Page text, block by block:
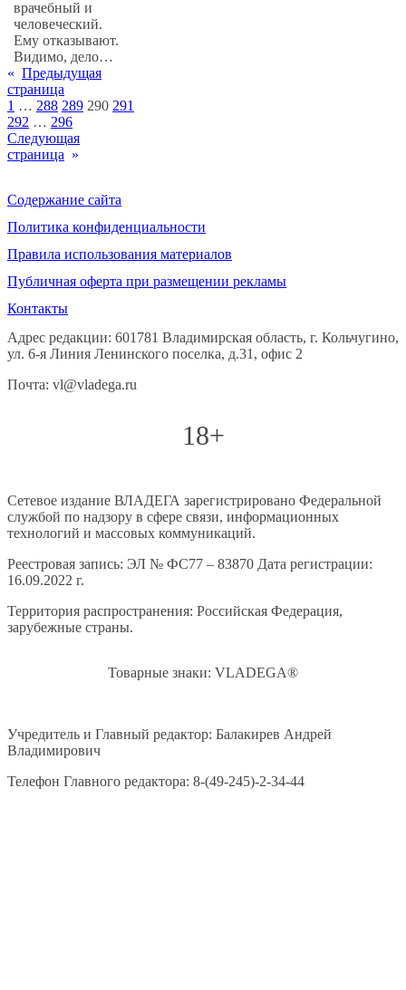
врачебный и
человеческий.
Ему отказывают.
Видимо, дело…
« Предыдущая
страница
1 … 288 289 290 291
292 … 296
Следующая
страница »
Содержание сайта
Политика конфиденциальности
Правила использования материалов
Публичная оферта при размещении рекламы
Контакты
Адрес редакции: 601781 Владимирская область, г. Кольчугино,
ул. 6-я Линия Ленинского поселка, д.31, офис 2
Почта: vl@vladega.ru
18+
Сетевое издание ВЛАДЕГА зарегистрировано Федеральной
службой по надзору в сфере связи, информационных
технологий и массовых коммуникаций.
Реестровая запись: ЭЛ № ФС77 – 83870 Дата регистрации:
16.09.2022 г.
Территория распространения: Российская Федерация,
зарубежные страны.
Товарные знаки: VLADEGA®
Учредитель и Главный редактор: Балакирев Андрей
Владимирович
Телефон Главного редактора: 8-(49-245)-2-34-44